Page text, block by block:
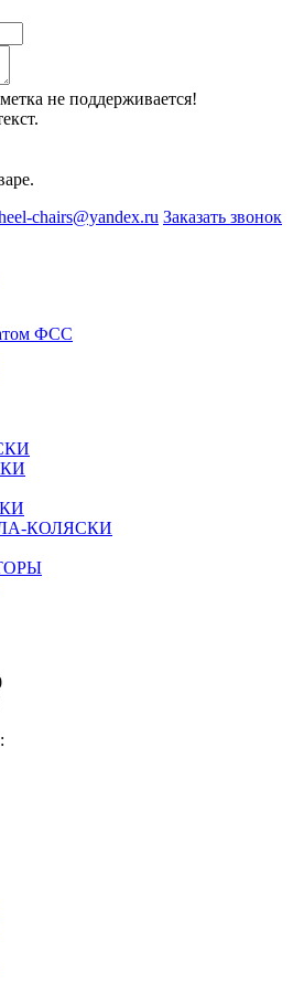
не поддерживается!
chairs@yandex.ru Заказать звонок
ФСС
КОЛЯСКИ